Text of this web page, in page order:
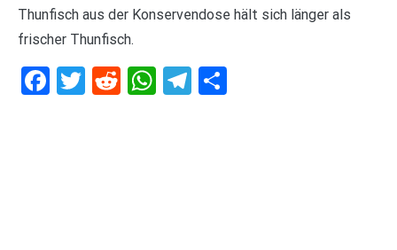
Thunfisch aus der Konservendose hält sich länger als
frischer Thunfisch.
Facebook
Twitter
RedditWhatsApp
Telegram